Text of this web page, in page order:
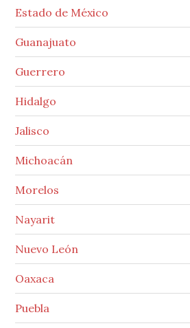
Estado de México
Guanajuato
Guerrero
Hidalgo
Jalisco
Michoacán
Morelos
Nayarit
Nuevo León
Oaxaca
Puebla